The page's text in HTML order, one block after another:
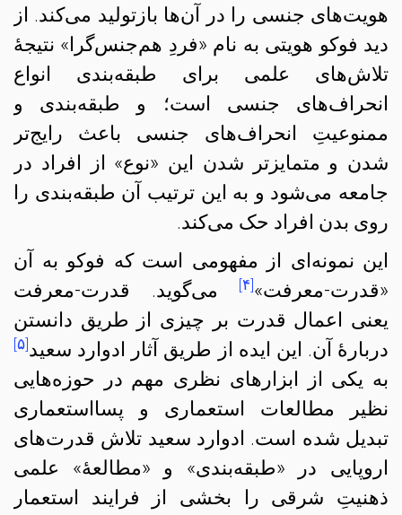
هویت‌های جنسی را در آن‌ها بازتولید می‌کند. از
دید فوکو هویتی به نام «فردِ هم‌جنس‌گرا» نتیجهٔ
تلاش‌های علمی برای طبقه‌بندی انواع
انحراف‌های جنسی است؛ و طبقه‌بندی و
ممنوعیتِ انحراف‌های جنسی باعث رایج‌تر
شدن و متمایزتر شدن این «نوع» از افراد در
جامعه می‌شود و به این ترتیب آن طبقه‌بندی را
روی بدن افراد حک می‌کند.
این نمونه‌ای از مفهومی است که فوکو به آن
«قدرت-معرفت»[۴]
می‌گوید. قدرت-معرفت
یعنی اعمال قدرت بر چیزی از طریق دانستن
دربارهٔ آن. این ایده از طریق آثار ادوارد سعید[۵]
به یکی از ابزارهای نظری مهم در حوزه‌هایی
نظیر مطالعات استعماری و پسااستعماری
تبدیل شده است. ادوارد سعید تلاش‌ قدرت‌های
اروپایی در «طبقه‌بندی» و «مطالعهٔ» علمی
ذهنیت‌ِ شرقی را بخشی از فرایند استعمار